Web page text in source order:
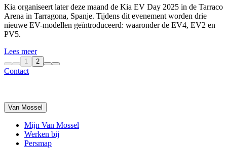
Kia organiseert later deze maand de Kia EV Day 2025 in de Tarraco
Arena in Tarragona, Spanje. Tijdens dit evenement worden drie
nieuwe EV-modellen geïntroduceerd: waaronder de EV4, EV2 en
PV5.
Lees meer
1 2
Contact
Van Mossel
Mijn Van Mossel
Werken bij
Persmap